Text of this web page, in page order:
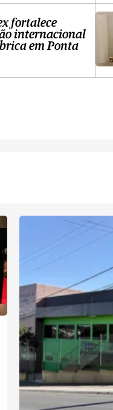
fortalece
internacional
em Ponta